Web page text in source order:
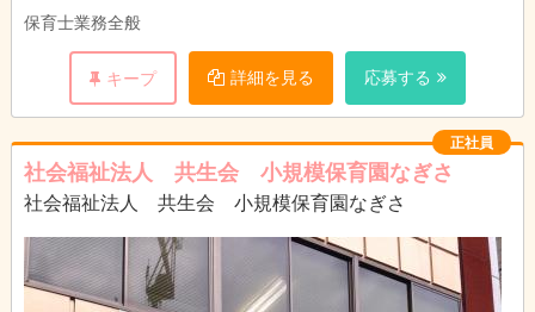
保育士業務全般
キープ 詳細を見る 応募する
正社員
社会福祉法人 共生会 小規模保育園なぎさ
社会福祉法人 共生会 小規模保育園なぎさ